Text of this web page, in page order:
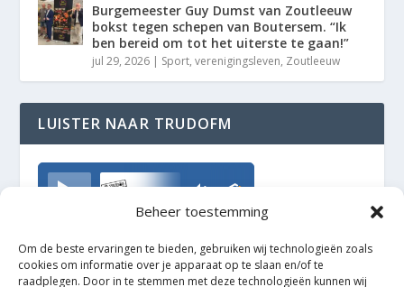
Beheer toestemming
Om de beste ervaringen te bieden, gebruiken wij technologieën zoals
cookies om informatie over je apparaat op te slaan en/of te
raadplegen. Door in te stemmen met deze technologieën kunnen wij
Burgemeester Guy Dumst van Zoutleeuw
bokst tegen schepen van Boutersem. “Ik
ben bereid om tot het uiterste te gaan!”
jul 29, 2026 | Sport,verenigingsleven, Zoutleeuw
LUISTER NAAR TRUDOFM
TrudoFM